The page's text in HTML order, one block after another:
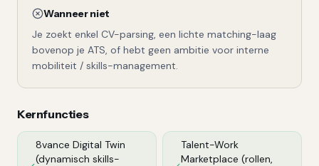
Wanneer niet
Je zoekt enkel CV-parsing, een lichte matching-laag
bovenop je ATS, of hebt geen ambitie voor interne
mobiliteit / skills-management.
Kernfuncties
8vance Digital Twin
(dynamisch skills-
Talent-Work
Marketplace (rollen,